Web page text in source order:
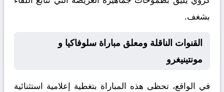
بشغف.
القنوات الناقلة ومعلق مباراة سلوفاكيا و
مونتينيغرو
في الواقع، تحظى هذه المباراة بتغطية إعلامية استثنائية